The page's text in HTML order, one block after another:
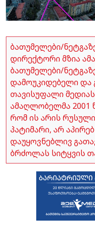
ბათუმელები/
დირექტორი მზია
ბათუმელები/
დამოუკიდებელი და
თავისუფალი
ამაღლობელმა 2001
რომ ის არის
პატიმარი, არ
დაუყოვნებლივ
ბრძოლას სიტყვის